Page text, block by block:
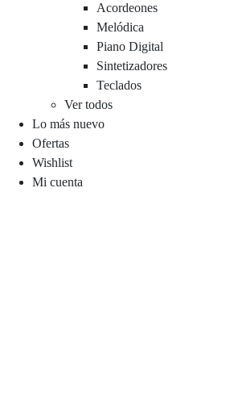
Acordeones
Melódica
Piano Digital
Sintetizadores
Teclados
Ver todos
Lo más nuevo
Ofertas
Wishlist
Mi cuenta